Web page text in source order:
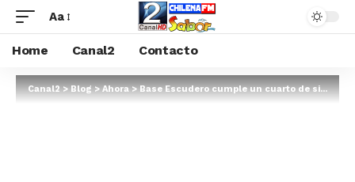
Aa
Home Canal2 Contacto
Canal2>Blog>Ahora>Base Escudero cumple un cuarto de siglo al servicio de la ciencia polar